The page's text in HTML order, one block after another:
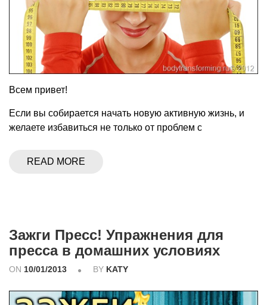
Всем привет!
Если вы собирается начать новую активную жизнь, и
желаете избавиться не только от проблем с
READ MORE
Зажги Пресс! Упражнения для
пресса в домашних условиях
ON 10/01/2013 BY KATY